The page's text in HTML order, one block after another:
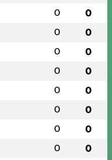
0 0
0 0
0 0
0 0
0 0
0 0
0 0
0 0